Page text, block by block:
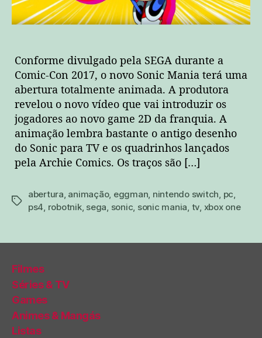
Conforme divulgado pela SEGA durante a
Comic-Con 2017, o novo Sonic Mania terá uma
abertura totalmente animada. A produtora
revelou o novo vídeo que vai introduzir os
jogadores ao novo game 2D da franquia. A
animação lembra bastante o antigo desenho
do Sonic para TV e os quadrinhos lançados
pela Archie Comics. Os traços são […]
tags
abertura animação, eggman nintendo switch pc
ps4 robotnik, sega sonic sonic mania tv xbox one
Filmes
Séries & TV
Games
Animes & Mangás
Listas